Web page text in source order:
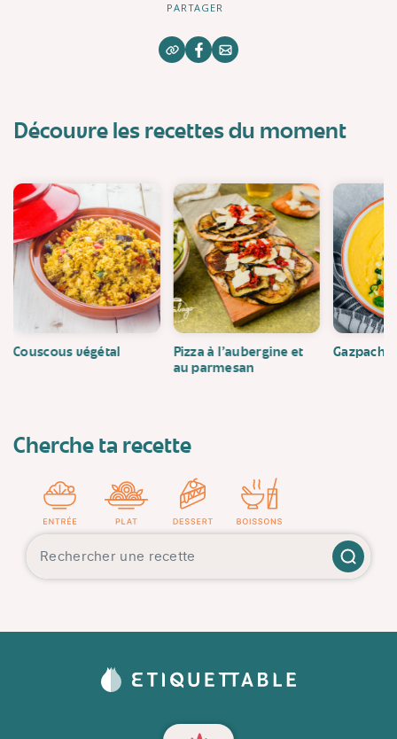
PARTAGER
Découvre les recettes du moment
Couscous végétal
Pizza à l'aubergine et
au parmesan
Cherche ta recette